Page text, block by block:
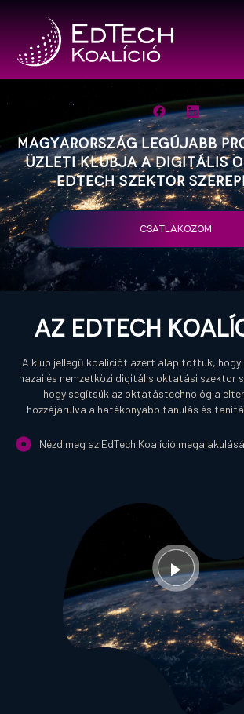
Magyarország legújabb
üzleti klubja a digitális
edtech szektor
CSATLAKOZOM
Az EdTech
A klub jellegű koalíciót azért alapítottuk, hogy
hazai és nemzetközi digitális oktatási szektor
hogy segítsük az oktatástechnológia
hozzájárulva a hatékonyabb tanulás és
Nézd meg az EdTech Koalíció